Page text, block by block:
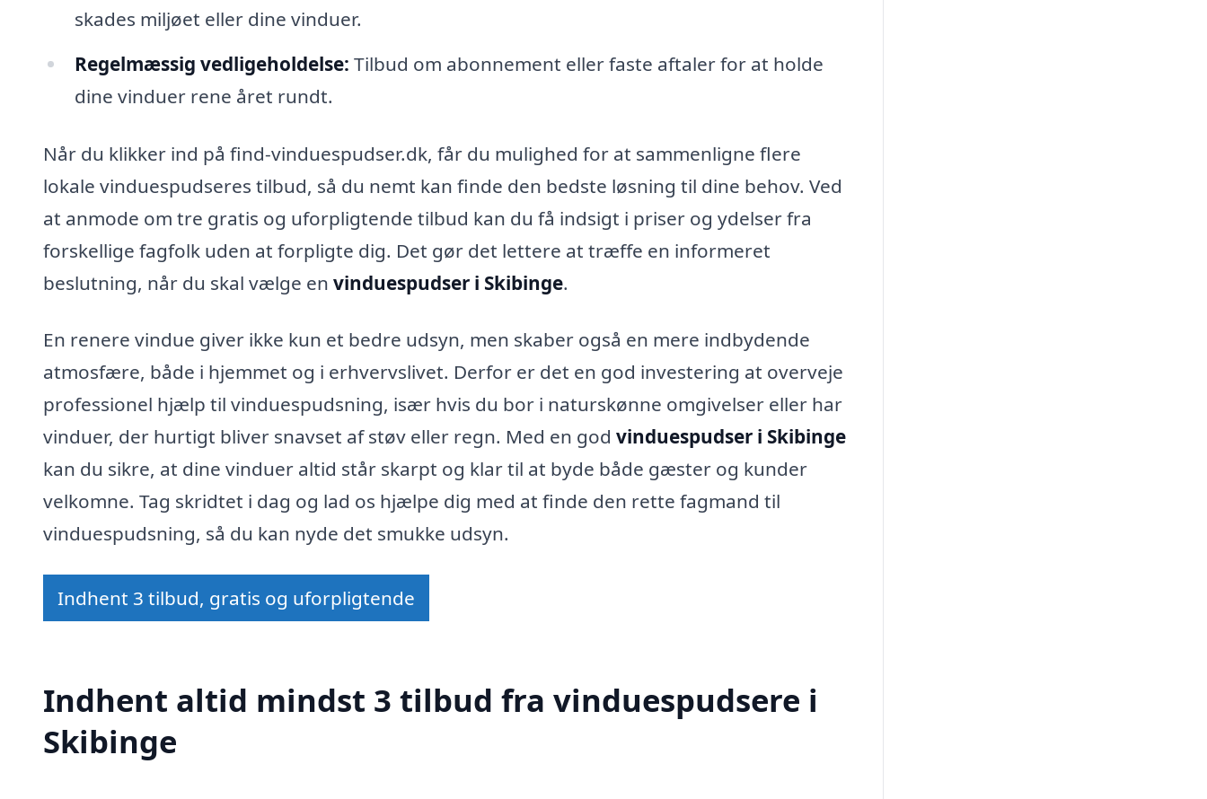
skades miljøet eller dine vinduer.
Regelmæssig vedligeholdelse: Tilbud om abonnement eller faste aftaler for at holde
dine vinduer rene året rundt.
Når du klikker ind på find-vinduespudser.dk, får du mulighed for at sammenligne flere
lokale vinduespudseres tilbud, så du nemt kan finde den bedste løsning til dine behov. Ved
at anmode om tre gratis og uforpligtende tilbud kan du få indsigt i priser og ydelser fra
forskellige fagfolk uden at forpligte dig. Det gør det lettere at træffe en informeret
beslutning, når du skal vælge en vinduespudser i Skibinge.
En renere vindue giver ikke kun et bedre udsyn, men skaber også en mere indbydende
atmosfære, både i hjemmet og i erhvervslivet. Derfor er det en god investering at overveje
professionel hjælp til vinduespudsning, især hvis du bor i naturskønne omgivelser eller har
vinduer, der hurtigt bliver snavset af støv eller regn. Med en god vinduespudser i Skibinge
kan du sikre, at dine vinduer altid står skarpt og klar til at byde både gæster og kunder
velkomne. Tag skridtet i dag og lad os hjælpe dig med at finde den rette fagmand til
vinduespudsning, så du kan nyde det smukke udsyn.
Indhent 3 tilbud, gratis og uforpligtende
Indhent altid mindst 3 tilbud fra vinduespudsere i
Skibinge